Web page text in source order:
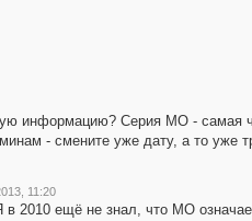
информацию? Серия МО - самая
- смените уже дату, а то уже
11:20
в 2010 ещё не знал, что МО